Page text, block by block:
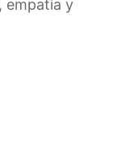
empatía y